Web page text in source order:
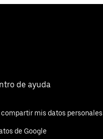
de ayuda
compartir mis datos personales
de Google